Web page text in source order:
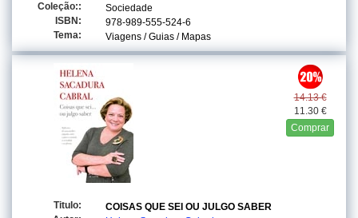
Coleção::
Sociedade
ISBN:
978-989-555-524-6
Tema:
Viagens / Guias / Mapas
14.13 €
11.30 €
Comprar
Titulo:
COISAS QUE SEI OU JULGO SABER